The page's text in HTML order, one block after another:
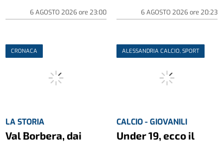
6 AGOSTO 2026ore 23:00 6 AGOSTO 2026ore 20:23
CRONACA
LA STORIA
Val Borbera, dai
ALESSANDRIA CALCIO, SPORT
CALCIO - GIOVANILI
Under 19, ecco il